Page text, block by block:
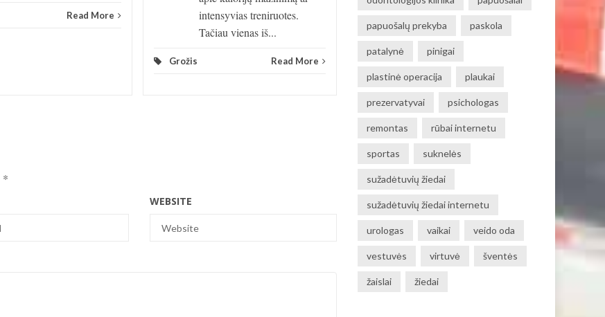
Read More
intensyvias treniruotes.
Tačiau vienas iš...
Grožis Read More
*
WEBSITE
papuošalų prekyba paskola
patalynė pinigai
plastinė operacija plaukai
prezervatyvai psichologas
remontas rūbai internetu
sportas suknelės
sužadėtuvių žiedai
sužadėtuvių žiedai internetu
urologas vaikai veido oda
vestuvės virtuvė šventės
žaislai žiedai